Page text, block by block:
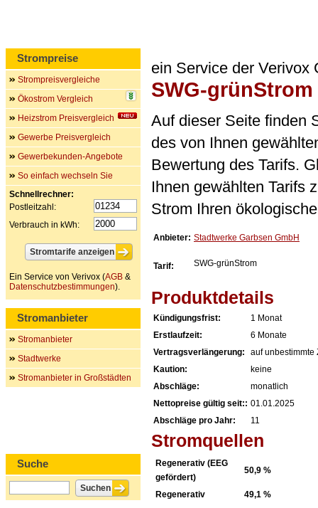
ein Service der Verivox
SWG-grünStrom
Auf dieser Seite finden
des von Ihnen
Bewertung des Tarifs.
Ihnen gewählten Tarifs
Strom Ihren
Anbieter: Stadtwerke Garbsen GmbH
Tarif: SWG-grünStrom
Produktdetails
Kündigungsfrist:
1 Monat
Erstlaufzeit:
6 Monate
Vertragsverlängerung:
auf unbestimmte
Kaution:
keine
Abschläge:
monatlich
Nettopreise gültig seit:: 01.01.2025
Abschläge pro Jahr:
11
Stromquellen
Regenerativ (EEG
gefördert)
50,9 %
Regenerativ
49,1 %
Strompreise
Strompreisvergleiche
Ökostrom Vergleich
Heizstrom Preisvergleich
Gewerbe Preisvergleich
Gewerbekunden-Angebote
So einfach wechseln Sie
Schnellrechner:
Postleitzahl:
Verbrauch in kWh:
Ein Service von Verivox (AGB &
Datenschutzbestimmungen).
Stromanbieter
Stromanbieter
Stadtwerke
Stromanbieter in Großstädten
Suche